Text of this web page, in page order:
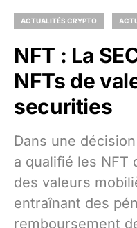
ACTUALITÉS CRYPTO
NFT : La
NFTs de
securities
Dans une
a qualifié les NFT
des valeurs
entraînant des
remboursement